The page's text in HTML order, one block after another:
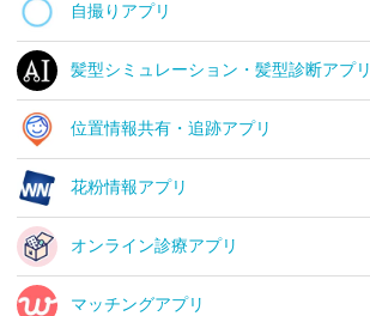
自撮りアプリ
髪型シミュレーション・髪型診断アプリ
位置情報共有・追跡アプリ
花粉情報アプリ
オンライン診療アプリ
マッチングアプリ